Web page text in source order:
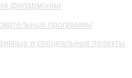
филармонии
программы
и специальные проекты